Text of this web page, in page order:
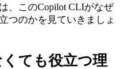
、このCopilot CLIがなぜ
つのかを見ていきましょ
ても役立つ理